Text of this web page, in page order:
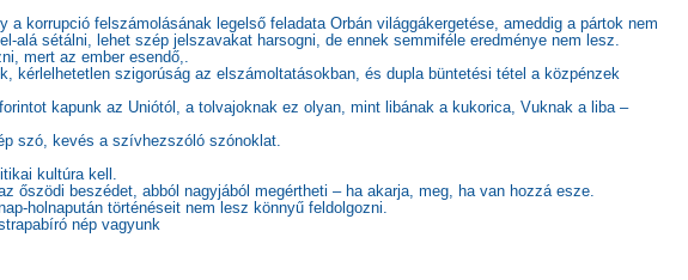
a korrupció felszámolásának legelső feladata Orbán világgákergetése, ameddig a pártok nem
alá sétálni, lehet szép jelszavakat harsogni, de ennek semmiféle eredménye nem lesz.
mert az ember esendő,.
kérlelhetetlen szigorúság az elszámoltatásokban, és dupla büntetési tétel a közpénzek
kapunk az Uniótól, a tolvajoknak ez olyan, mint libának a kukorica, Vuknak a liba –
szó, kevés a szívhezszóló szónoklat.
kultúra kell.
őszödi beszédet, abból nagyjából megértheti – ha akarja, meg, ha van hozzá esze.
holnapután történéseit nem lesz könnyű feldolgozni.
nép vagyunk